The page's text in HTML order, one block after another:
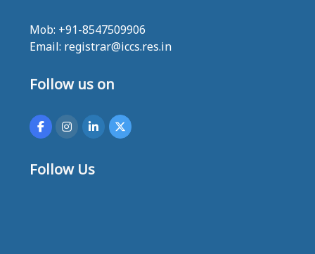
Mob: +91-8547509906
Email: registrar@iccs.res.in
Follow us on
Follow Us